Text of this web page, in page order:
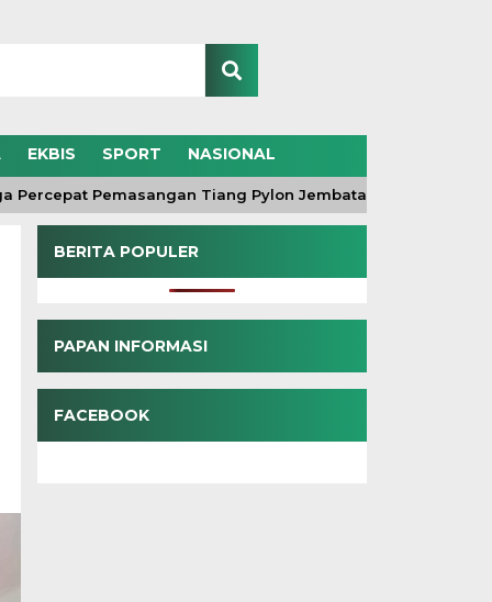
EKBIS SPORT NASIONAL
Pemasangan Tiang Pylon Jembatan Gantung di Desa
BERITA POPULER
PAPAN INFORMASI
FACEBOOK